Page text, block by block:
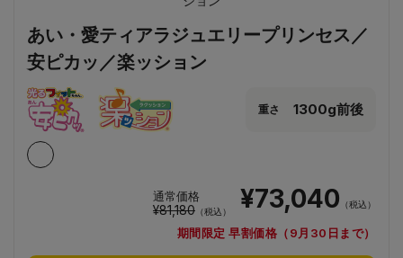
あい・愛ティアラジュエリープリンセス／
安ピカッ／楽ッション
重さ 1300g前後
通常価格
¥81,180 （税込） ¥73,040 （税込）
期間限定 早割価格（9月30日まで）